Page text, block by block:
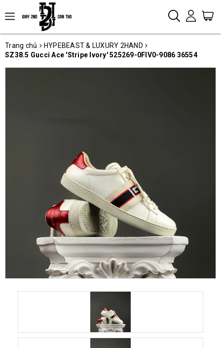
Trang chủ
HYPEBEAST & LUXURY 2HAND
SZ38.5 Gucci Ace 'Stripe Ivory' 525269-0FIV0-9086 36554